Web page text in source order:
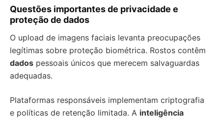
Questões importantes de privacidade e
proteção de dados
O upload de imagens faciais levanta preocupações
legítimas sobre proteção biométrica. Rostos contêm
dados pessoais únicos que merecem salvaguardas
adequadas.
Plataformas responsáveis implementam criptografia
e políticas de retenção limitada. A inteligência